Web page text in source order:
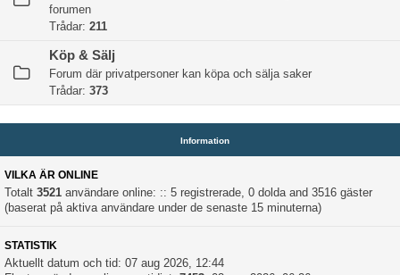
forumen
Trådar: 211
Köp & Sälj
Forum där privatpersoner kan köpa och sälja saker
Trådar: 373
Information
VILKA ÄR ONLINE
Totalt 3521 användare online: :: 5 registrerade, 0 dolda and 3516 gäster
(baserat på aktiva användare under de senaste 15 minuterna)
STATISTIK
Aktuellt datum och tid: 07 aug 2026, 12:44